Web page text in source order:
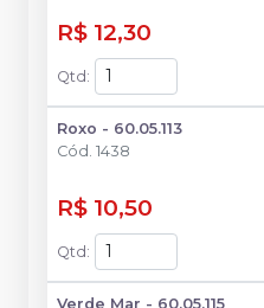
R$ 12,30
Qtd :
Roxo - 60.05.113
Cód. 1438
R$ 10,50
Qtd :
Verde Mar - 60.05.115